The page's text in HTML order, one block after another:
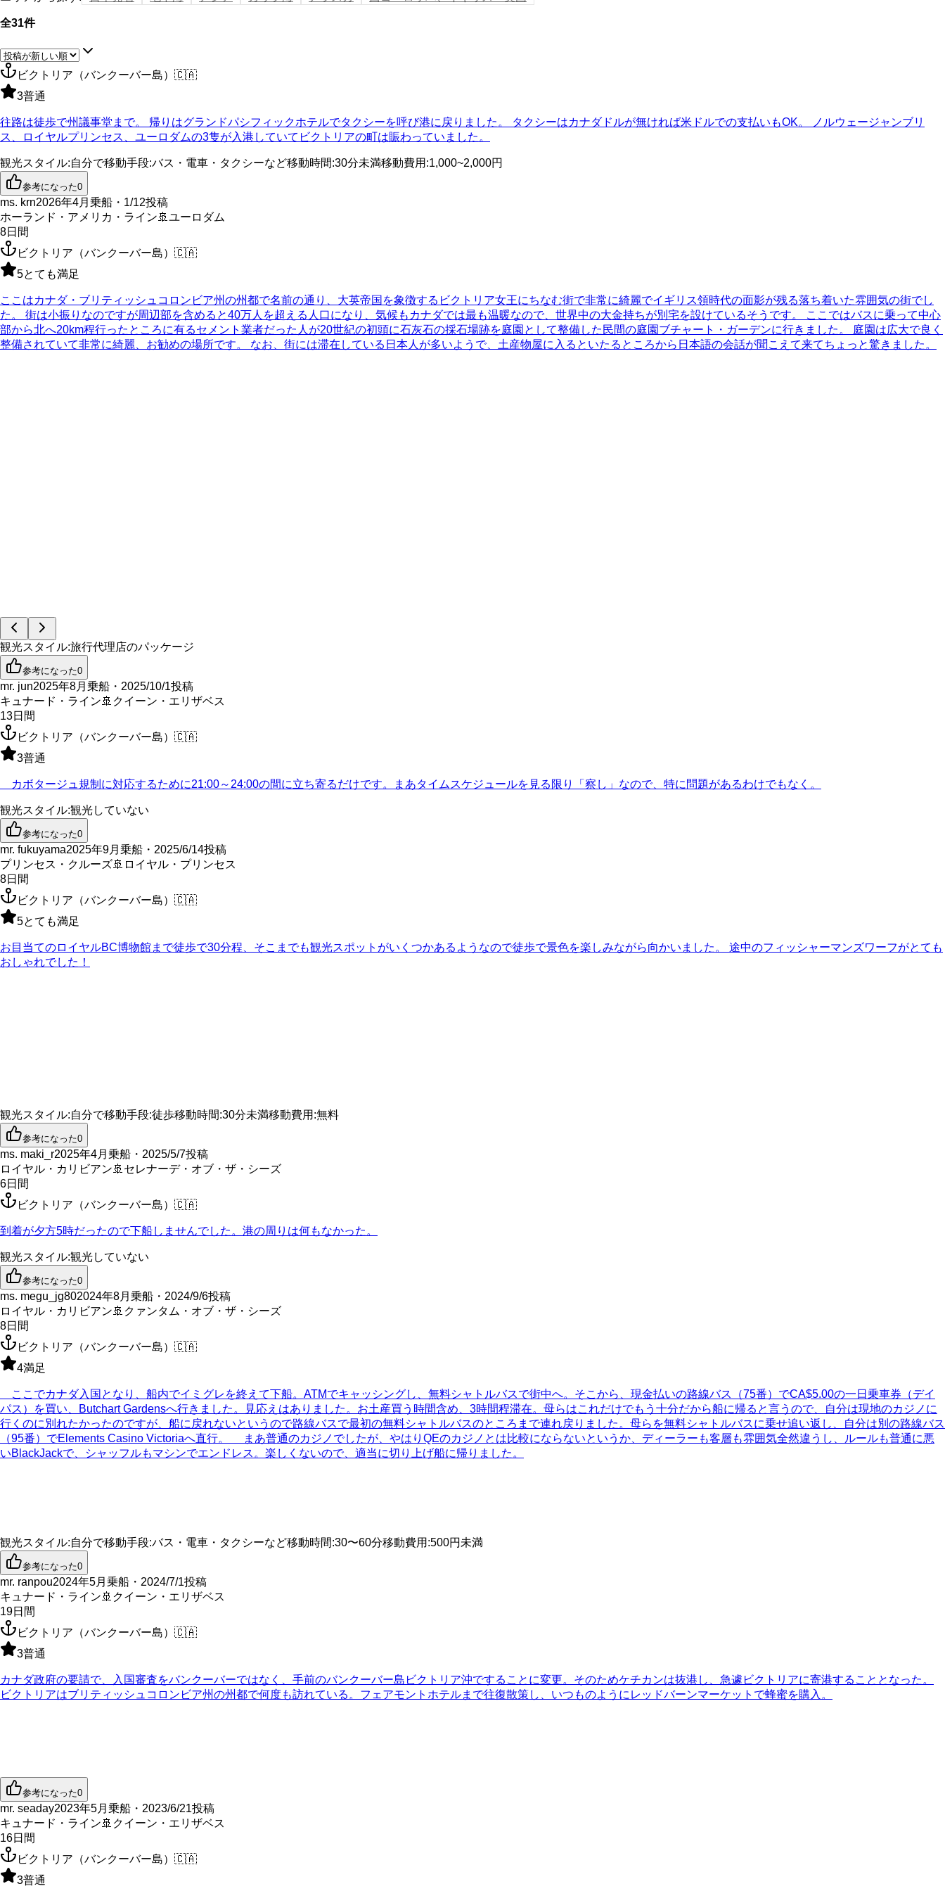
全31件
ビクトリア（バンクーバー島） 🇨🇦
3普通
往路は徒歩で州議事堂まで。 帰りはグランドパシフィックホテルでタクシーを呼び港に戻りました。 タクシーはカナダドルが無ければ米ドルでの支払いもOK。 ノルウェージャンブリ
ス、ロイヤルプリンセス、ユーロダムの3隻が入港していてビクトリアの町は賑わっていました。
観光スタイル:自分で移動手段:バス・電車・タクシーなど移動時間:30分未満移動費用 :1,000~2,000円
参考になった0
ms. krn2026年4月乗船・1/12投稿
ホーランド・アメリカ・ライン 🚢 ユーロダム
8日間
ビクトリア（バンクーバー島） 🇨🇦
5とても満足
ここはカナダ・ブリティッシュコロンビア州の州都で名前の通り、大英帝国を象徴するビクトリア女王にちなむ街で非常に綺麗でイギリス領時代の面影が残る落ち着いた雰囲気の街でし
た。 街は小振りなのですが周辺部を含めると40万人を超える人口になり、気候もカナダでは最も温暖なので、世界中の大金持ちが別宅を設けているそうです。 ここではバスに乗って中心
部から北へ20km程行ったところに有るセメント業者だった人が20世紀の初頭に石灰石の採石場跡を庭園として整備した民間の庭園ブチャート・ガーデンに行きました。 庭園は広大で良く
整備されていて非常に綺麗、お勧めの場所です。 なお、街には滞在している日本人が多いようで、土産物屋に入るといたるところから日本語の会話が聞こえて来てちょっと驚きました。
観光スタイル:旅行代理店のパッケージ
参考になった0
mr. jun2025年8月乗船・2025/10/1投稿
キュナード・ライン 🚢 クイーン・エリザベス
13日間
ビクトリア（バンクーバー島） 🇨🇦
3普通
カボタージュ規制に対応するために21:00～24:00の間に立ち寄るだけです。まあタイムスケジュールを見る限り「察し」なので、特に問題があるわけでもなく。
観光スタイル:観光していない
参考になった0
mr. fukuyama2025年9月乗船・2025/6/14投稿
プリンセス・クルーズ🚢 ロイヤル・プリンセス
8日間
ビクトリア（バンクーバー島） 🇨🇦
5とても満足
お目当てのロイヤルBC博物館まで徒歩で30分程、そこまでも観光スポットがいくつかあるようなので徒歩で景色を楽しみながら向かいました。 途中のフィッシャーマンズワーフがとても
おしゃれでした！
観光スタイル:自分で移動手段:徒歩移動時間:30分未満移動費用 :無料
参考になった0
ms. maki_r2025年4月乗船・2025/5/7投稿
ロイヤル・カリビアン 🚢 セレナーデ・オブ・ザ・シーズ
6日間
ビクトリア（バンクーバー島） 🇨🇦
到着が夕方5時だったので下船しませんでした。港の周りは何もなかった。
観光スタイル:観光していない
参考になった0
ms. megu_jg802024年8月乗船・2024/9/6投稿
ロイヤル・カリビアン 🚢 クァンタム・オブ・ザ・シーズ
8日間
ビクトリア（バンクーバー島） 🇨🇦
4満足
ここでカナダ入国となり、船内でイミグレを終えて下船。ATMでキャッシングし、無料シャトルバスで街中へ。そこから、現金払いの路線バス（75番）でCA$5.00の一日乗車券（デイ
パス）を買い、Butchart Gardensへ行きました。見応えはありました。お土産買う時間含め、3時間程滞在。母らはこれだけでもう十分だから船に帰ると言うので、自分は現地のカジノに
行くのに別れたかったのですが、船に戻れないというので路線バスで最初の無料シャトルバスのところまで連れ戻りました。母らを無料シャトルバスに乗せ追い返し、自分は別の路線バス
（95番）でElements Casino Victoriaへ直行。 まあ普通のカジノでしたが、やはりQEのカジノとは比較にならないというか、ディーラーも客層も雰囲気全然違うし、ルールも普通に悪
いBlackJackで、シャッフルもマシンでエンドレス。楽しくないので、適当に切り上げ船に帰りました。
観光スタイル:自分で移動手段:バス・電車・タクシーなど移動時間:30〜60分移動費用 :500円未満
参考になった0
mr. ranpou2024年5月乗船・2024/7/1投稿
キュナード・ライン 🚢 クイーン・エリザベス
19日間
ビクトリア（バンクーバー島） 🇨🇦
3普通
カナダ政府の要請で、入国審査をバンクーバーではなく、手前のバンクーバー島ビクトリア沖ですることに変更。そのためケチカンは抜港し、急遽ビクトリアに寄港することとなった。
ビクトリアはブリティッシュコロンビア州の州都で何度も訪れている。フェアモントホテルまで往復散策し、いつものようにレッドバーンマーケットで蜂蜜を購入。
参考になった0
mr. seaday2023年5月乗船・2023/6/21投稿
キュナード・ライン 🚢 クイーン・エリザベス
16日間
ビクトリア（バンクーバー島） 🇨🇦
3普通